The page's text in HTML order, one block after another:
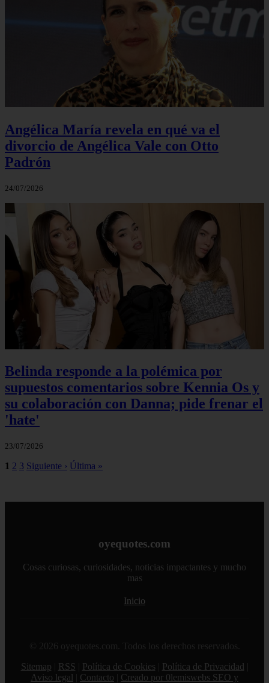
Angélica María revela en qué va el
divorcio de Angélica Vale con Otto
Padrón
24/07/2026
Belinda responde a la polémica por
supuestos comentarios sobre Kennia Os y
su colaboración con Danna; pide frenar el
'hate'
23/07/2026
1 2 3 Siguiente › Última »
oyequotes.com
Cosas curiosas, curiosidades, noticias impactantes y mucho
mas
Inicio
© 2026 oyequotes.com. Todos los derechos reservados.
Sitemap
RSS Política de Cookies Política de Privacidad
Aviso legal
Contacto
Creado por 0lemiswebs SEO y